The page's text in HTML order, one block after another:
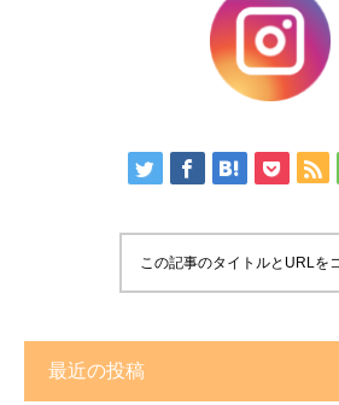
この記事のタイトルとURLを
最近の投稿